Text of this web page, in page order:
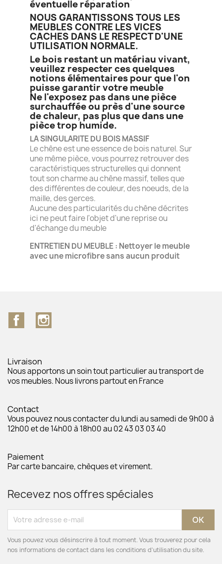
éventuelle réparation
NOUS GARANTISSONS TOUS LES
MEUBLES CONTRE LES VICES
CACHES DANS LE RESPECT D'UNE
UTILISATION NORMALE.
Le bois restant un matériau vivant,
veuillez respecter ces quelques
notions élémentaires pour que l'on
puisse garantir votre meuble
Ne l'exposez pas dans une pièce
surchauffée ou près d'une source
de chaleur, pas plus que dans une
pièce trop humide.
LA SINGULARITE DU BOIS MASSIF
Le chêne est une essence de bois naturel. Sur
une même pièce, vous pourrez retrouver des
caractéristiques structurelles qui donnent
tout son charme au chêne massif, telles que
des différentes de couleur, des noeuds, de la
maille, des gerces.
Aucune des particularités du chêne décrites
ici ne peut faire l'objet d'une reprise ou
d'échange du meuble
ENTRETIEN DU MEUBLE : Nettoyer le meuble
avec une microfibre sans aucun produit
Facebook
Livraison
Nous apportons un soin tout particulier au transport de
vos meubles. Nous livrons partout en France
Contact
Vous pouvez nous contacter du lundi au samedi de 9h00 à
12h00 et de 14h00 à 18h00 au 02 43 03 03 40
Paiement
Par carte bancaire, chèques et virement.
Recevez nos offres spéciales
Vous pouvez vous désinscrire à tout moment. Vous trouverez pour cela
nos informations de contact dans les conditions d'utilisation du site.